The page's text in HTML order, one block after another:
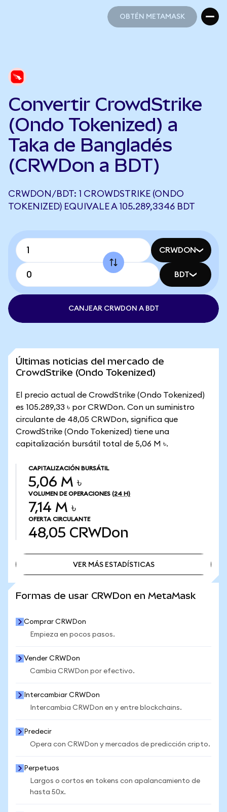
OBTÉN METAMASK
Convertir CrowdStrike
(Ondo Tokenized) a
Taka de Bangladés
(CRWDon a BDT)
CRWDON/BDT: 1 CROWDSTRIKE (ONDO
TOKENIZED) EQUIVALE A 105.289,3346 BDT
CRWDON
BDT
CANJEAR CRWDON A BDT
Últimas noticias del mercado de
CrowdStrike (Ondo Tokenized)
El precio actual de CrowdStrike (Ondo Tokenized)
es 105.289,33 ৳ por CRWDon. Con un suministro
circulante de 48,05 CRWDon, significa que
CrowdStrike (Ondo Tokenized) tiene una
capitalización bursátil total de 5,06 M ৳.
CAPITALIZACIÓN BURSÁTIL
5,06 M ৳
VOLUMEN DE OPERACIONES (24 H)
7,14 M ৳
OFERTA CIRCULANTE
48,05 CRWDon
VER MÁS ESTADÍSTICAS
Formas de usar CRWDon en MetaMask
Comprar CRWDon
Empieza en pocos pasos.
Vender CRWDon
Cambia CRWDon por efectivo.
Intercambiar CRWDon
Intercambia CRWDon en y entre blockchains.
Predecir
Opera con CRWDon y mercados de predicción cripto.
Perpetuos
Largos o cortos en tokens con apalancamiento de
hasta 50x.